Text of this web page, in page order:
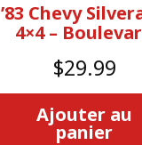
’83 Chevy
4×4 –
$29.99
Ajouter au
panier